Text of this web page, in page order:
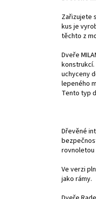
Zařizujete
kus je
těchto z
Dveře
konstrukcí.
uchyceny
lepeného
Tento typ
Dřevěné
rovnoletou
Ve verzi
jako rámy.